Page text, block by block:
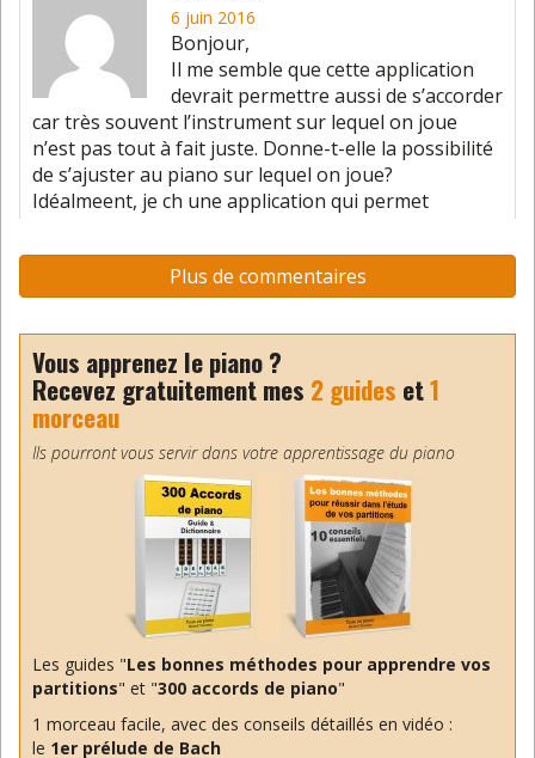
6 juin 2016
Bonjour,
Il me semble que cette application
devrait permettre aussi de s’accorder
car très souvent l’instrument sur lequel on joue
n’est pas tout à fait juste. Donne-t-elle la possibilité
de s’ajuster au piano sur lequel on joue?
Idéalmeent, je ch une application qui permet
concertos ou des pièces de musique de chambre.
Il paraît que cela existe mais je n’ai pas encore
trouvé
Cordialement
Répondre
Benoit
6 juin 2016
Bonjour,
C’est justement une application
qui permet d’accompagner au
piano d’autres instruments, dans l’exemple un
concerto. Vous jouez du piano, l’application joue
l’orchestre.
Pour accorder au piano, unaccordeur
est conseillé. Quant aux
numériques, ils jouent toujours juste.
Plus de commentaires
Vous apprenez le piano ?
Recevez gratuitement mes 2 guides et1
morceau
Ils pourront vous servir dans votre apprentissage du piano
Les guides "Les bonnes méthodes pour apprendre vos
partitions" et "300 accords de piano"
1 morceau facile, avec des conseils détaillés en vidéo :
le 1er prélude de Bach